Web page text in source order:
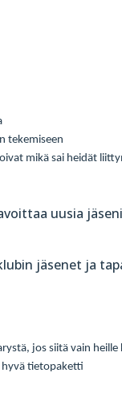
tekemiseen
mikä sai heidät
uusia
jäsenet ja
jos siitä vain heille
tietopaketti